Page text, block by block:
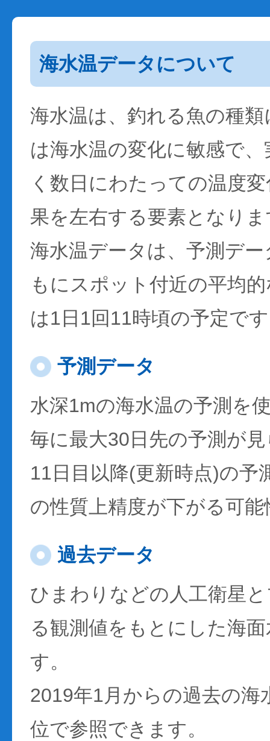
海水温データについて
海水温は、釣れる魚の種
は海水温の変化に敏感で
く数日にわたっての温度
果を左右する要素となり
海水温データは、予測デ
もにスポット付近の平均
は1日1回11時頃の予定で
予測データ
水深1mの海水温の予測を
毎に最大30日先の予測が
11日目以降(更新時点)の予
の性質上精度が下がる可
過去データ
ひまわりなどの人工衛星
る観測値をもとにした海
す。
2019年1月からの過去の海
位で参照できます。